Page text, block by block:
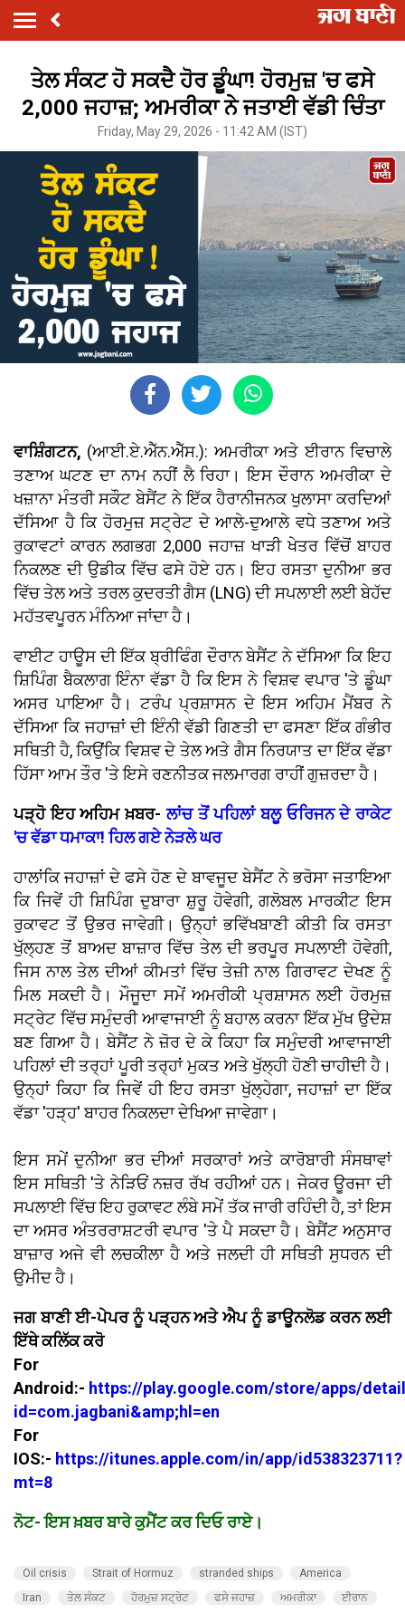
ਤੇਲ ਸੰਕਟ ਹੋ ਸਕਦੈ ਹੋਰ ਡੂੰਘਾ! ਹੋਰਮੁਜ਼ 'ਚ ਫਸੇ
2,000 ਜਹਾਜ਼; ਅਮਰੀਕਾ ਨੇ ਜਤਾਈ ਵੱਡੀ ਚਿੰਤਾ
Friday, May 29, 2026 - 11:42 AM (IST)
ਵਾਸ਼ਿੰਗਟਨ, (ਆਈ.ਏ.ਐੱਨ.ਐੱਸ.): ਅਮਰੀਕਾ ਅਤੇ ਈਰਾਨ ਵਿਚਾਲੇ
ਤਣਾਅ ਘਟਣ ਦਾ ਨਾਮ ਨਹੀਂ ਲੈ ਰਿਹਾ। ਇਸ ਦੌਰਾਨ ਅਮਰੀਕਾ ਦੇ
ਖਜ਼ਾਨਾ ਮੰਤਰੀ ਸਕੌਟ ਬੇਸੈਂਟ ਨੇ ਇੱਕ ਹੈਰਾਨੀਜਨਕ ਖੁਲਾਸਾ ਕਰਦਿਆਂ
ਦੱਸਿਆ ਹੈ ਕਿ ਹੋਰਮੁਜ਼ ਸਟ੍ਰੇਟ ਦੇ ਆਲੇ-ਦੁਆਲੇ ਵਧੇ ਤਣਾਅ ਅਤੇ
ਰੁਕਾਵਟਾਂ ਕਾਰਨ ਲਗਭਗ 2,000 ਜਹਾਜ਼ ਖਾੜੀ ਖੇਤਰ ਵਿੱਚੋਂ ਬਾਹਰ
ਨਿਕਲਣ ਦੀ ਉਡੀਕ ਵਿੱਚ ਫਸੇ ਹੋਏ ਹਨ। ਇਹ ਰਸਤਾ ਦੁਨੀਆ ਭਰ
ਵਿੱਚ ਤੇਲ ਅਤੇ ਤਰਲ ਕੁਦਰਤੀ ਗੈਸ (LNG) ਦੀ ਸਪਲਾਈ ਲਈ ਬੇਹੱਦ
ਮਹੱਤਵਪੂਰਨ ਮੰਨਿਆ ਜਾਂਦਾ ਹੈ।
ਵਾਈਟ ਹਾਊਸ ਦੀ ਇੱਕ ਬ੍ਰੀਫਿੰਗ ਦੌਰਾਨ ਬੇਸੈਂਟ ਨੇ ਦੱਸਿਆ ਕਿ ਇਹ
ਸ਼ਿਪਿੰਗ ਬੈਕਲਾਗ ਇੰਨਾ ਵੱਡਾ ਹੈ ਕਿ ਇਸ ਨੇ ਵਿਸ਼ਵ ਵਪਾਰ 'ਤੇ ਡੂੰਘਾ
ਅਸਰ ਪਾਇਆ ਹੈ। ਟਰੰਪ ਪ੍ਰਸ਼ਾਸਨ ਦੇ ਇਸ ਅਹਿਮ ਮੈਂਬਰ ਨੇ
ਦੱਸਿਆ ਕਿ ਜਹਾਜ਼ਾਂ ਦੀ ਇੰਨੀ ਵੱਡੀ ਗਿਣਤੀ ਦਾ ਫਸਣਾ ਇੱਕ ਗੰਭੀਰ
ਸਥਿਤੀ ਹੈ, ਕਿਉਂਕਿ ਵਿਸ਼ਵ ਦੇ ਤੇਲ ਅਤੇ ਗੈਸ ਨਿਰਯਾਤ ਦਾ ਇੱਕ ਵੱਡਾ
ਹਿੱਸਾ ਆਮ ਤੌਰ 'ਤੇ ਇਸੇ ਰਣਨੀਤਕ ਜਲਮਾਰਗ ਰਾਹੀਂ ਗੁਜ਼ਰਦਾ ਹੈ।
ਪੜ੍ਹੋ ਇਹ ਅਹਿਮ ਖ਼ਬਰ-ਲਾਂਚ ਤੋਂ ਪਹਿਲਾਂ ਬਲੂ ਓਰਿਜਨ ਦੇ ਰਾਕੇਟ
'ਚ ਵੱਡਾ ਧਮਾਕਾ! ਹਿਲ ਗਏ ਨੇੜਲੇ ਘਰ
ਹਾਲਾਂਕਿ ਜਹਾਜ਼ਾਂ ਦੇ ਫਸੇ ਹੋਣ ਦੇ ਬਾਵਜੂਦ ਬੇਸੈਂਟ ਨੇ ਭਰੋਸਾ ਜਤਾਇਆ
ਕਿ ਜਿਵੇਂ ਹੀ ਸ਼ਿਪਿੰਗ ਦੁਬਾਰਾ ਸ਼ੁਰੂ ਹੋਵੇਗੀ, ਗਲੋਬਲ ਮਾਰਕੀਟ ਇਸ
ਰੁਕਾਵਟ ਤੋਂ ਉਭਰ ਜਾਵੇਗੀ। ਉਨ੍ਹਾਂ ਭਵਿੱਖਬਾਣੀ ਕੀਤੀ ਕਿ ਰਸਤਾ
ਖੁੱਲ੍ਹਣ ਤੋਂ ਬਾਅਦ ਬਾਜ਼ਾਰ ਵਿੱਚ ਤੇਲ ਦੀ ਭਰਪੂਰ ਸਪਲਾਈ ਹੋਵੇਗੀ,
ਜਿਸ ਨਾਲ ਤੇਲ ਦੀਆਂ ਕੀਮਤਾਂ ਵਿੱਚ ਤੇਜ਼ੀ ਨਾਲ ਗਿਰਾਵਟ ਦੇਖਣ ਨੂੰ
ਮਿਲ ਸਕਦੀ ਹੈ। ਮੌਜੂਦਾ ਸਮੇਂ ਅਮਰੀਕੀ ਪ੍ਰਸ਼ਾਸਨ ਲਈ ਹੋਰਮੁਜ਼
ਸਟ੍ਰੇਟ ਵਿੱਚ ਸਮੁੰਦਰੀ ਆਵਾਜਾਈ ਨੂੰ ਬਹਾਲ ਕਰਨਾ ਇੱਕ ਮੁੱਖ ਉਦੇਸ਼
ਬਣ ਗਿਆ ਹੈ। ਬੇਸੈਂਟ ਨੇ ਜ਼ੋਰ ਦੇ ਕੇ ਕਿਹਾ ਕਿ ਸਮੁੰਦਰੀ ਆਵਾਜਾਈ
ਪਹਿਲਾਂ ਦੀ ਤਰ੍ਹਾਂ ਪੂਰੀ ਤਰ੍ਹਾਂ ਮੁਕਤ ਅਤੇ ਖੁੱਲ੍ਹੀ ਹੋਣੀ ਚਾਹੀਦੀ ਹੈ।
ਉਨ੍ਹਾਂ ਕਿਹਾ ਕਿ ਜਿਵੇਂ ਹੀ ਇਹ ਰਸਤਾ ਖੁੱਲ੍ਹੇਗਾ, ਜਹਾਜ਼ਾਂ ਦਾ ਇੱਕ
ਵੱਡਾ 'ਹੜ੍ਹ' ਬਾਹਰ ਨਿਕਲਦਾ ਦੇਖਿਆ ਜਾਵੇਗਾ।
ਇਸ ਸਮੇਂ ਦੁਨੀਆ ਭਰ ਦੀਆਂ ਸਰਕਾਰਾਂ ਅਤੇ ਕਾਰੋਬਾਰੀ ਸੰਸਥਾਵਾਂ
ਇਸ ਸਥਿਤੀ 'ਤੇ ਨੇੜਿਓਂ ਨਜ਼ਰ ਰੱਖ ਰਹੀਆਂ ਹਨ। ਜੇਕਰ ਊਰਜਾ ਦੀ
ਸਪਲਾਈ ਵਿੱਚ ਇਹ ਰੁਕਾਵਟ ਲੰਬੇ ਸਮੇਂ ਤੱਕ ਜਾਰੀ ਰਹਿੰਦੀ ਹੈ, ਤਾਂ ਇਸ
ਦਾ ਅਸਰ ਅੰਤਰਰਾਸ਼ਟਰੀ ਵਪਾਰ 'ਤੇ ਪੈ ਸਕਦਾ ਹੈ। ਬੇਸੈਂਟ ਅਨੁਸਾਰ
ਬਾਜ਼ਾਰ ਅਜੇ ਵੀ ਲਚਕੀਲਾ ਹੈ ਅਤੇ ਜਲਦੀ ਹੀ ਸਥਿਤੀ ਸੁਧਰਨ ਦੀ
ਉਮੀਦ ਹੈ।
ਜਗ ਬਾਣੀ ਈ-ਪੇਪਰ ਨੂੰ ਪੜ੍ਹਨ ਅਤੇ ਐਪ ਨੂੰ ਡਾਊਨਲੋਡ ਕਰਨ ਲਈ
ਇੱਥੇ ਕਲਿੱਕ ਕਰੋ
For
Android:- https://play.google.com/store/apps/
id=com.jagbani&amp;hl=en
For
IOS:- https://itunes.apple.com/in/app/id538323711?
mt=8
ਨੋਟ- ਇਸ ਖ਼ਬਰ ਬਾਰੇ ਕੁਮੈਂਟ ਕਰ ਦਿਓ ਰਾਏ।
Oil crisis Strait of Hormuz stranded ships
America
Iran
ਤੇਲ ਸੰਕਟ ਹੋਰਮੁਜ਼ ਸਟ੍ਰੇਟ ਫਸੇ ਜਹਾਜ਼ ਅਮਰੀਕਾ ਈਰਾਨ